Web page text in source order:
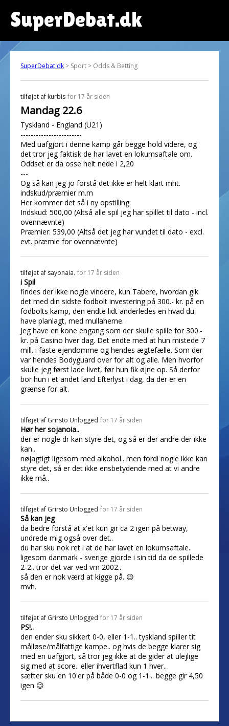
SuperDebat.dk
SuperDebat.dk > Sport > Odds & Betting
tilføjet af kurbis for 17 år siden
Mandag 22.6
Tyskland - England (U21)
------------------------
Med uafgjort i denne kamp går begge hold videre, og
det tror jeg faktisk de har lavet en lokumsaftale om.
Oddset er da osse helt nede i 2,20
---
Og så kan jeg jo forstå det ikke er helt klart mht.
indskud/præmier m.m
Her kommer det så i ny opstilling:
Indskud: 500,00 (Altså alle spil jeg har spillet til dato - incl.
ovennævnte)
Præmier: 539,00 (Altså det jeg har vundet til dato - excl.
evt. præmie for ovennævnte)
tilføjet af sayonaia. for 17 år siden
i Spil
findes der ikke nogle vindere, kun Tabere, hvordan gik
det med din sidste fodbolt investering på 300.- kr. på en
fodbolts kamp, den endte lidt anderledes en hvad du
have planlagt, med mullaherne.
Jeg have en kone engang som der skulle spille for 300.-
kr. på Casino hver dag. Det endte med at hun mistede 7
mill. i faste ejendomme og hendes ægtefælle. Som der
var hendes Bodyguard over for alt og alle. Men hvorfor
skulle jeg først lade livet, før hun fik øjne op. Så derfor
bor hun i et andet land Efterlyst i dag, da der er en
grænse for alt.
tilføjet af Grirsto Unlogged for 17 år siden
Hør her sojanoia..
der er nogle dr kan styre det, og så er der andre der ikke
kan..
nøjagtigt ligesom med alkohol.. men fordi nogle ikke kan
styre det, så er det ikke ensbetydende med at vi andre
ikke må..
tilføjet af Grirsto Unlogged for 17 år siden
Så kan jeg
da bedre forstå at x'et kun gir ca 2 igen på betway,
undrede mig også over det..
du har sku nok ret i at de har lavet en lokumsaftale..
ligesom danmark - sverige gjorde i sin tid da de spillede
2-2.. tror det var ved vm 2002..
så den er nok værd at kigge på. 😉
mvh.
tilføjet af Grirsto Unlogged for 17 år siden
PS!..
den ender sku sikkert 0-0, eller 1-1.. tyskland spiller tit
målløse/målfattige kampe.. og hvis de begge klarer sig
med en uafgjort, så tror jeg ikke at de gider at ulejlige
sig med at score.. eller ihvertflad kun 1 hver..
sætter sku en 10'er på både 0-0 og 1-1... begge gir 4,50
igen 😉